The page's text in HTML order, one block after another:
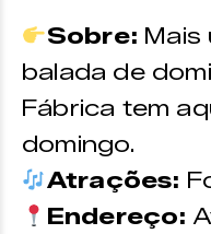
Sobre: Mais
balada de
Fábrica tem
domingo.
Atrações:
Endereço: